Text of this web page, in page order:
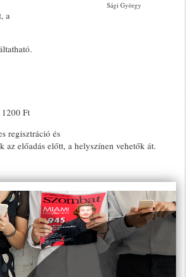
Sági György
a
Ft
regisztráció és
az előadás előtt, a helyszínen vehetők át.